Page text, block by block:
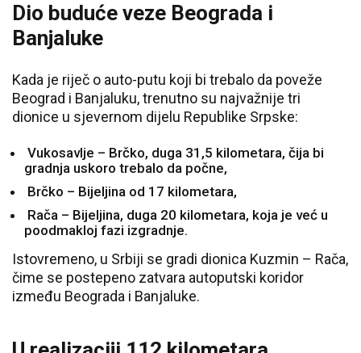
Dio buduće veze Beograda i
Banjaluke
Kada je riječ o auto-putu koji bi trebalo da poveže
Beograd i Banjaluku, trenutno su najvažnije tri
dionice u sjevernom dijelu Republike Srpske:
Vukosavlje – Brčko, duga 31,5 kilometara, čija bi
gradnja uskoro trebalo da počne,
Brčko – Bijeljina od 17 kilometara,
Rača – Bijeljina, duga 20 kilometara, koja je već u
poodmakloj fazi izgradnje.
Istovremeno, u Srbiji se gradi dionica Kuzmin – Rača,
čime se postepeno zatvara autoputski koridor
između Beograda i Banjaluke.